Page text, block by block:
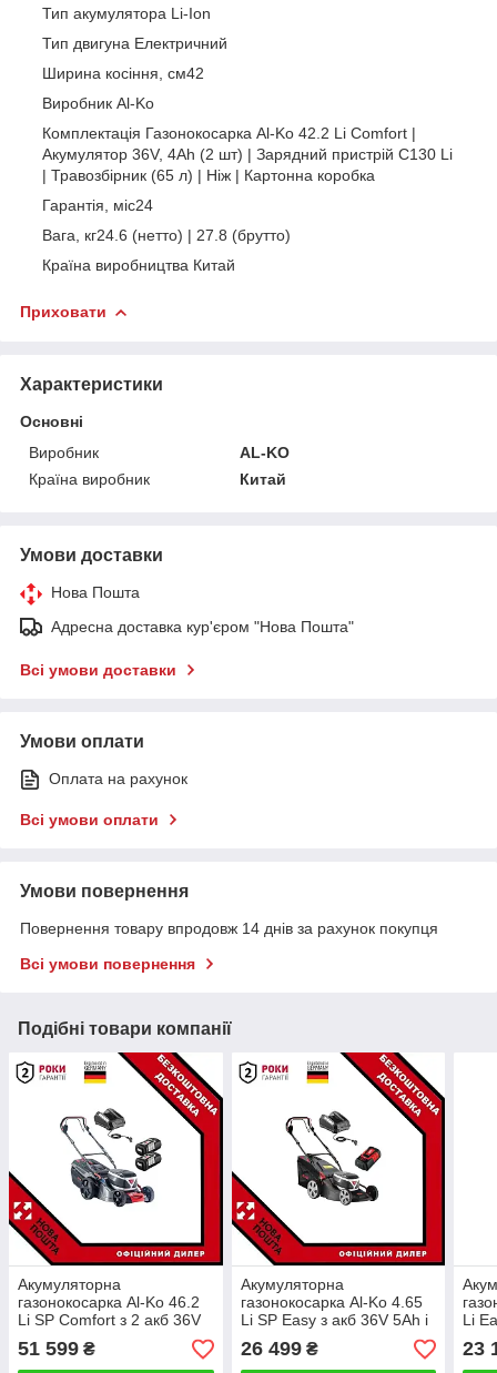
Тип акумулятора Li-Ion
Тип двигуна Електричний
Ширина косіння, см42
Виробник Al-Ko
Комплектація Газонокосарка Al-Ko 42.2 Li Comfort |
Акумулятор 36V, 4Ah (2 шт) | Зарядний пристрій C130 Li
| Травозбірник (65 л) | Ніж | Картонна коробка
Гарантія, міс24
Вага, кг24.6 (нетто) | 27.8 (брутто)
Країна виробництва Китай
Приховати
Характеристики
Основні
Виробник
AL-KO
Країна виробник
Китай
Умови доставки
Нова Пошта
Адресна доставка кур'єром "Нова Пошта"
Всі умови доставки
Умови оплати
Оплата на рахунок
Всі умови оплати
Умови повернення
Повернення товару впродовж 14 днів за рахунок покупця
Всі умови повернення
Подібні товари компанії
Акумуляторна
газонокосарка Al-Ko 46.2
Li SP Comfort з 2 акб 36V
4Ah і з/п C130 Li
51 599 ₴
Акумуляторна
газонокосарка Al-Ko 4.65
Li SP Easy з акб 36V 5Ah і
з/п C130 Li
26 499₴
Li
23